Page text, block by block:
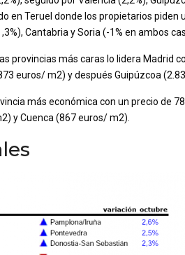
en Teruel donde los propietarios piden
Cantabria y Soria (-1% en ambos
provincias más caras lo lidera Madrid
euros/ m2) y después Guipúzcoa
más económica con un precio de
y Cuenca (867 euros/ m2).